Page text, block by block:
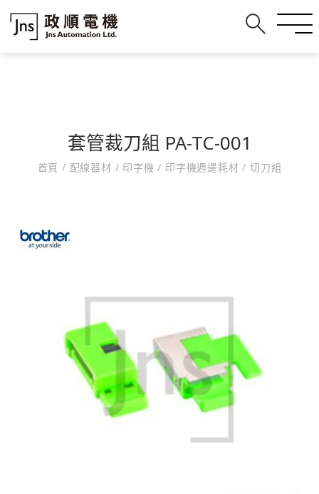
套管裁刀組 PA-TC-001
首頁 / 配線器材 / 印字機/ 印字機週邊耗材/ 切刀組